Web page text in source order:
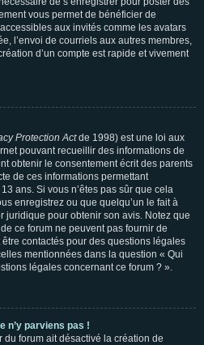
vous permet de bénéficier de
aux invités comme les avatars
l’envoi de courriels aux autres membres,
d’un compte est rapide et vivement
Protection Actde 1998) est une loi aux
pouvant recueillir des informations de
obtenir le consentement écrit des parents
de ces informations permettant
ans. Si vous n’êtes pas sûr que cela
enregistrez ou que quelqu’un le fait à
juridique pour obtenir son avis. Notez que
ce forum ne peuvent pas fournir de
contactés pour des questions légales
mentionnées dans la question « Qui
légales concernant ce forum ? ».
n’y parviens pas !
du forum ait désactivé la création de